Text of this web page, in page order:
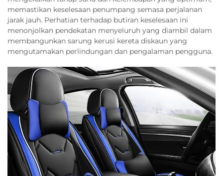
memastikan keselesaan penumpang semasa perjalanan
jarak jauh. Perhatian terhadap butiran keselesaan ini
menonjolkan pendekatan menyeluruh yang diambil dalam
membangunkan sarung kerusi kereta diskaun yang
mengutamakan perlindungan dan pengalaman pengguna.